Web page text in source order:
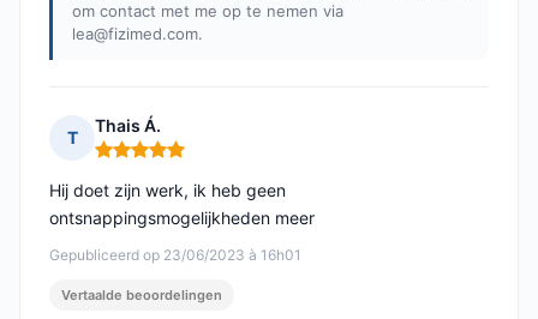
om contact met me op te nemen via
lea@fizimed.com.
T
Thais Á.
Opmerking: 5 van 5
Gepubliceerd op 23/06/2023 à 16h01
Hij doet zijn werk, ik heb geen
ontsnappingsmogelijkheden meer
Vertaalde beoordelingen